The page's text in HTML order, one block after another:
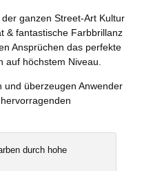
ganzen Street-Art Kultur
& fantastische Farbbrillanz
Ansprüchen das perfekte
auf höchstem Niveau.
und überzeugen Anwender
durch hohe